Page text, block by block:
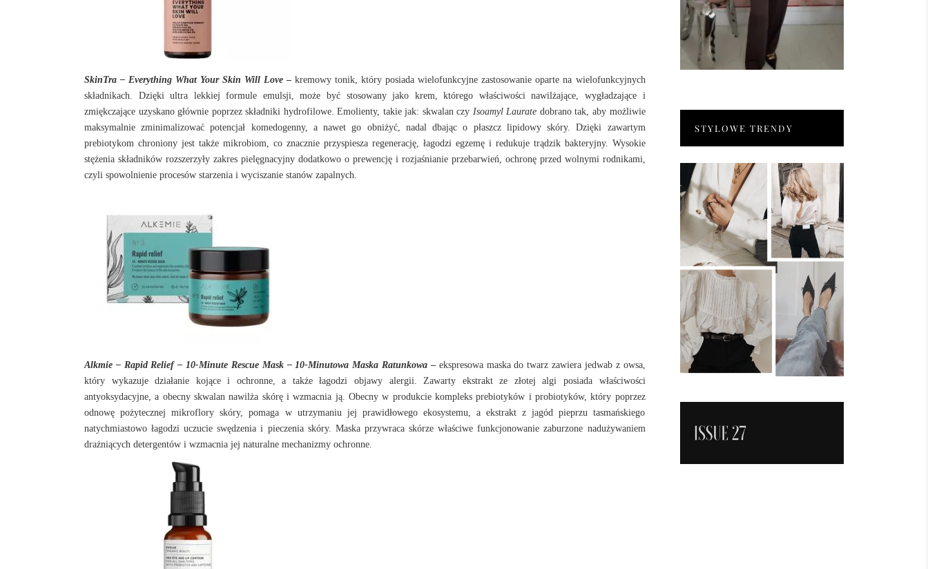
SkinTra – Everything What Your Skin Will Love –kremowy tonik, który posiada wielofunkcyjne zastosowanie oparte na wielofunkcyjnych
składnikach. Dzięki ultra lekkiej formule emulsji, może być stosowany jako krem, którego właściwości nawilżające, wygładzające i
zmiękczające uzyskano głównie poprzez składniki hydrofilowe. Emolienty, takie jak: skwalan czy Isoamyl Laurate dobrano tak, aby możliwie
maksymalnie zminimalizować potencjał komedogenny, a nawet go obniżyć, nadal dbając o płaszcz lipidowy skóry. Dzięki zawartym
prebiotykom chroniony jest także mikrobiom, co znacznie przyspiesza regenerację, łagodzi egzemę i redukuje trądzik bakteryjny. Wysokie
stężenia składników rozszerzyły zakres pielęgnacyjny dodatkowo o prewencję i rozjaśnianie przebarwień, ochronę przed wolnymi rodnikami,
czyli spowolnienie procesów starzenia i wyciszanie stanów zapalnych.
Alkmie – Rapid Relief – 10-Minute Rescue Mask – 10-Minutowa Maska Ratunkowa – ekspresowa maska do twarz zawiera jedwab z owsa,
który wykazuje działanie kojące i ochronne, a także łagodzi objawy alergii. Zawarty ekstrakt ze złotej algi posiada właściwości
antyoksydacyjne, a obecny skwalan nawilża skórę i wzmacnia ją. Obecny w produkcie kompleks prebiotyków i probiotyków, który poprzez
odnowę pożytecznej mikroflory skóry, pomaga w utrzymaniu jej prawidłowego ekosystemu, a ekstrakt z jagód pieprzu tasmańskiego
natychmiastowo łagodzi uczucie swędzenia i pieczenia skóry. Maska przywraca skórze właściwefunkcjonowanie zaburzone nadużywaniem
drażniących detergentów i wzmacnia jej naturalne mechanizmy ochronne.
STYLOWE TRENDY